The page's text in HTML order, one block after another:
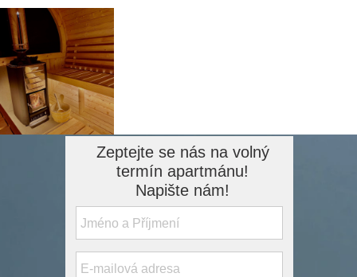
Zeptejte se nás na volný
termín apartmánu!
Napište nám!